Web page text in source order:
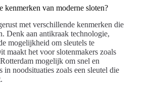
kenmerken van moderne sloten?
met verschillende kenmerken die
Denk aan antikraak technologie,
mogelijkheid om sleutels te
maakt het voor slotenmakers zoals
mogelijk om snel en
noodsituaties zoals een sleutel die